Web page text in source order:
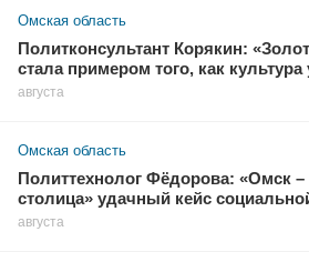
Омская область
Политконсультант Корякин:
стала примером того, как культура
августа
Омская область
Политтехнолог Фёдорова: «Омск –
столица» удачный кейс
августа